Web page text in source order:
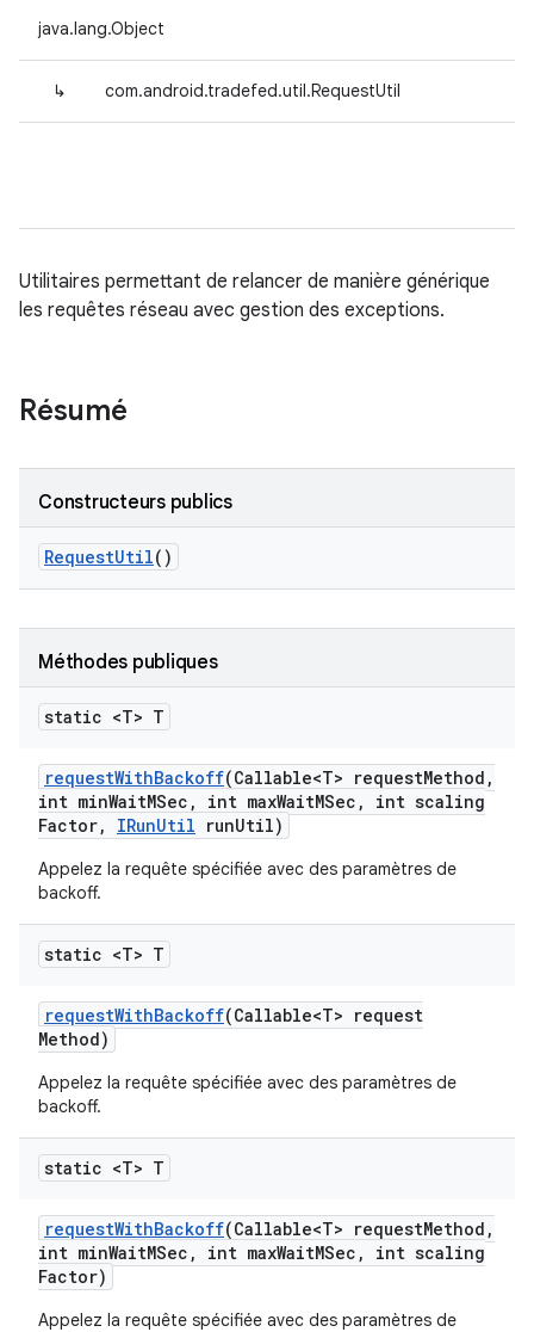
java.lang.Object
↳ com.android.tradefed.util.RequestUtil
Utilitaires permettant de relancer de manière générique
les requêtes réseau avec gestion des exceptions.
Résumé
Constructeurs publics
RequestUtil()
Méthodes publiques
static <T> T
requestWithBackoff(Callable<T> requestMethod ,
int minWaitMSec , int maxWaitMSec ,
int scaling
Factor, IRunUtil runUtil)
Appelez la requête spécifiée avec des paramètres de
backoff.
static <T> T
requestWithBackoff(Callable<T> request
Method)
Appelez la requête spécifiée avec des paramètres de
backoff.
static <T> T
requestWithBackoff(Callable<T> requestMethod ,
int minWaitMSec , int maxWaitMSec ,
int scaling
Factor)
Appelez la requête spécifiée avec des paramètres de